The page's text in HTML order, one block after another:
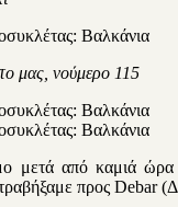
μας, νούμερο 115
μετά από καμιά ώρα
προς Debar